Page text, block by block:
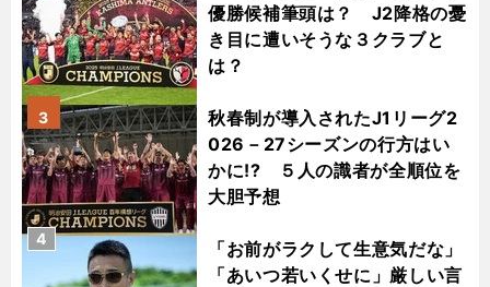
優勝候補筆頭は？ J2降格の憂
き目に遭いそうな３クラブと
は？
秋春制が導入されたJ1リーグ2
026－27シーズンの行方はい
かに!? ５人の識者が全順位を
大胆予想
3
「お前がラクして生意気だな」
「あいつ若いくせに」厳しい言
4